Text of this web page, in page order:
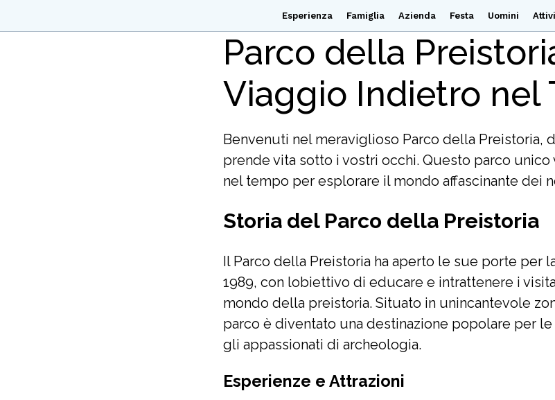
Esperienza Famiglia Azienda Festa Uomini
Parco della
Viaggio Indietro nel
Benvenuti nel meraviglioso Parco della Preistoria,
prende vita sotto i vostri occhi. Questo parco
nel tempo per esplorare il mondo affascinante dei
Storia del Parco della Preistoria
Il Parco della Preistoria ha aperto le sue porte per
1989, con lobiettivo di educare e intrattenere i
mondo della preistoria. Situato in unincantevole
parco è diventato una destinazione popolare per
gli appassionati di archeologia.
Esperienze e Attrazioni